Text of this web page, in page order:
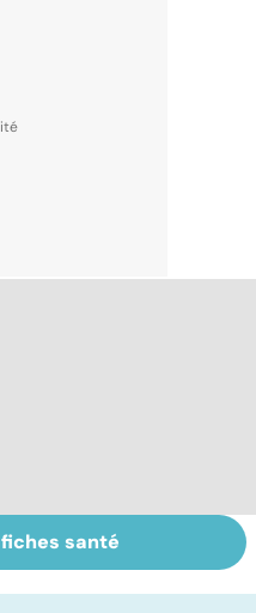
Le TDAH, un
trouble de
santé